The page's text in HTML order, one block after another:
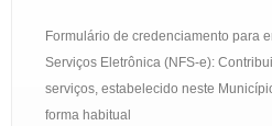
Formulário de credenciamento para
Serviços Eletrônica (NFS-e):
serviços, estabelecido neste
forma habitual